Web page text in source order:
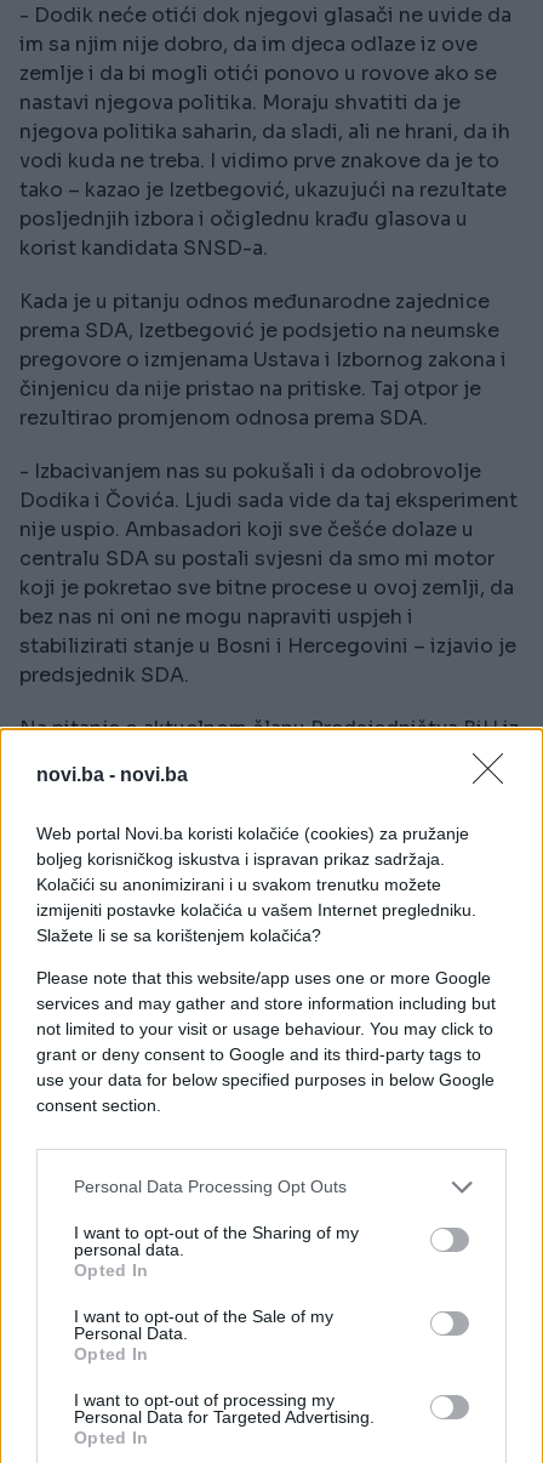
novi.ba - novi.ba
Web portal Novi.ba koristi kolačiće (cookies) za pružanje
boljeg korisničkog iskustva i ispravan prikaz sadržaja.
Kolačići su anonimizirani i u svakom trenutku možete
izmijeniti postavke kolačića u vašem Internet pregledniku.
Slažete li se sa korištenjem kolačića?
Please note that this website/app uses one or more Google
services and may gather and store information including but
not limited to your visit or usage behaviour. You may click to
grant or deny consent to Google and its third-party tags to
use your data for below specified purposes in below Google
consent section.
Personal Data Processing Opt Outs
I want to opt-out of the Sharing of my
personal data.
Opted In
I want to opt-out of the Sale of my
Personal Data.
Opted In
I want to opt-out of processing my
Personal Data for Targeted Advertising.
Opted In
- Dodik neće otići dok njegovi glasači ne uvide da
im sa njim nije dobro, da im djeca odlaze iz ove
zemlje i da bi mogli otići ponovo u rovove ako se
nastavi njegova politika. Moraju shvatiti da je
njegova politika saharin, da sladi, ali ne hrani, da ih
vodi kuda ne treba. I vidimo prve znakove da je to
tako – kazao je Izetbegović, ukazujući na rezultate
posljednjih izbora i očiglednu krađu glasova u
korist kandidata SNSD-a.
Kada je u pitanju odnos međunarodne zajednice
prema SDA, Izetbegović je podsjetio na neumske
pregovore o izmjenama Ustava i Izbornog zakona i
činjenicu da nije pristao na pritiske. Taj otpor je
rezultirao promjenom odnosa prema SDA.
- Izbacivanjem nas su pokušali i da odobrovolje
Dodika i Čovića. Ljudi sada vide da taj eksperiment
nije uspio. Ambasadori koji sve češće dolaze u
centralu SDA su postali svjesni da smo mi motor
koji je pokretao sve bitne procese u ovoj zemlji, da
bez nas ni oni ne mogu napraviti uspjeh i
stabilizirati stanje u Bosni i Hercegovini – izjavio je
predsjednik SDA.
Na pitanje o aktuelnom članu Predsjedništva BiH iz
njegovom mandatu u toj instituciji, Izetbegović je
ali da su konkretni rezultati njegovog rada izostali.
- Problem je ako vi imate iluziju da se nešto radi.
Ima neke sastanke, piše pisma koja niko ne čita.
iznenadi da su nešto dogovorili sa Dodikom, da su
mu skinuli sankcije, da ga zovu u SAD. Mi nismo za
pregovaračkim stolom već na stolu, a imate osjećaj
da ti ljudi kao nešto rade za državu. To je ozbiljan
problem. Bećirović se ni u jedno bitno pitanje nije
u jedan problem nije umiješao da ga riješi. Iako se
upravo je on napravio prvu ključnu grešku, kada je
omogućio imenovanje ovakvog Vijeća ministara
BiH. Ne smije Trojka ostati na vlasti, a ako ostane
Bećirović, ostat će i Trojka - poručio je
Izetbegović.
"Kola koja se kotrljaju nizbrdo"